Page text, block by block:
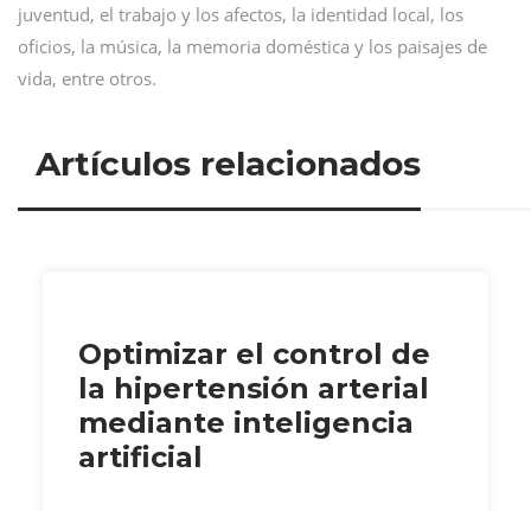
juventud, el trabajo y los afectos, la identidad local, los
oficios, la música, la memoria doméstica y los paisajes de
vida, entre otros.
Artículos relacionados
Optimizar el control de
la hipertensión arterial
mediante inteligencia
artificial